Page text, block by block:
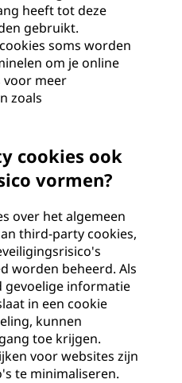
heeft tot deze
gebruikt.
soms worden
om je online
voor meer
zoals
cookies ook
vormen?
over het algemeen
third-party cookies,
worden beheerd. Als
gevoelige informatie
in een cookie
kunnen
toe krijgen.
voor websites zijn
te minimaliseren.